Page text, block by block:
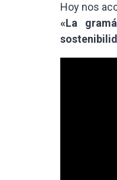
Hoy nos
«La